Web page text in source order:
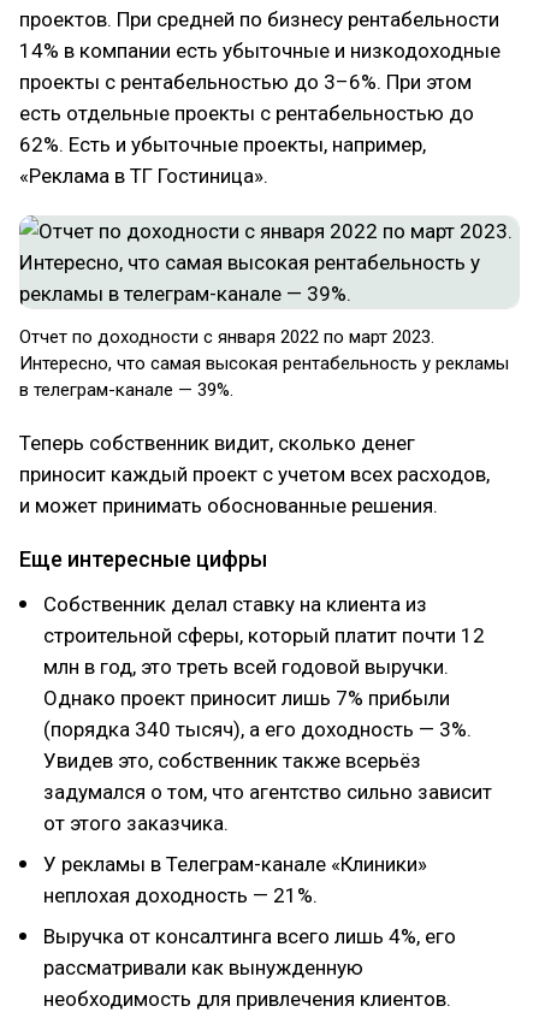
проектов. При средней по бизнесу рентабельности
14% в компании есть убыточные и низкодоходные
проекты с рентабельностью до 3–6%. При этом
есть отдельные проекты с рентабельностью до
62%. Есть и убыточные проекты, например,
«Реклама в ТГ Гостиница».
Отчет по доходности с января 2022 по март 2023.
Интересно, что самая высокая рентабельность у рекламы
в телеграм-канале — 39%.
Теперь собственник видит, сколько денег
приносит каждый проект с учетом всех расходов,
и может принимать обоснованные решения.
Еще интересные цифры
Собственник делал ставку на клиента из
строительной сферы, который платит почти 12
млн в год, это треть всей годовой выручки.
Однако проект приносит лишь 7% прибыли
(порядка 340 тысяч), а его доходность — 3%.
Увидев это, собственник также всерьёз
задумался о том, что агентство сильно зависит
от этого заказчика.
У рекламы в Телеграм-канале «Клиники»
неплохая доходность — 21%.
Выручка от консалтинга всего лишь 4%, его
рассматривали как вынужденную
необходимость для привлечения клиентов.